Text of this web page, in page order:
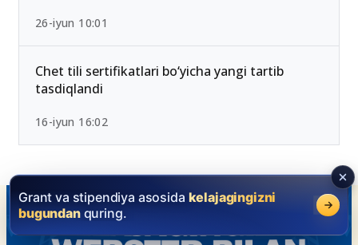
26-iyun 10:01
Chet tili sertifikatlari bo‘yicha yangi tartib
tasdiqlandi
16-iyun 16:02
Grant va stipendiya asosida kelajagingizni
bugundanquring.